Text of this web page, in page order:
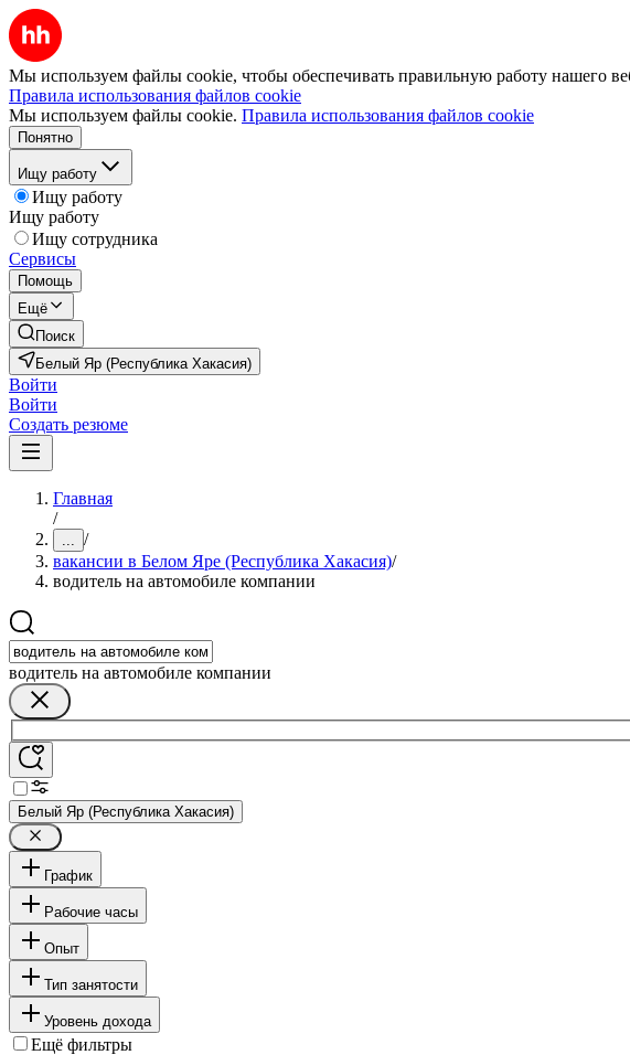
Мы используем файлы cookie, чтобы обеспечивать правильную работу нашего
Правила использования файлов cookie
Мы используем файлы cookie. Правила использования файлов cookie
Понятно
Ищу работу
Ищу работу
Ищу работу
Ищу сотрудника
Сервисы
Помощь
Ещё
Поиск
Белый Яр (Республика Хакасия)
Войти
Войти
Создать резюме
Главная
/
... /
вакансии в Белом Яре (Республика Хакасия)/
водитель на автомобиле компании
водитель на автомобиле компании
Белый Яр (Республика Хакасия)
График
Рабочие часы
Опыт
Тип занятости
Уровень дохода
Ещё фильтры